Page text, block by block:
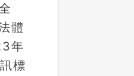
體
年
標